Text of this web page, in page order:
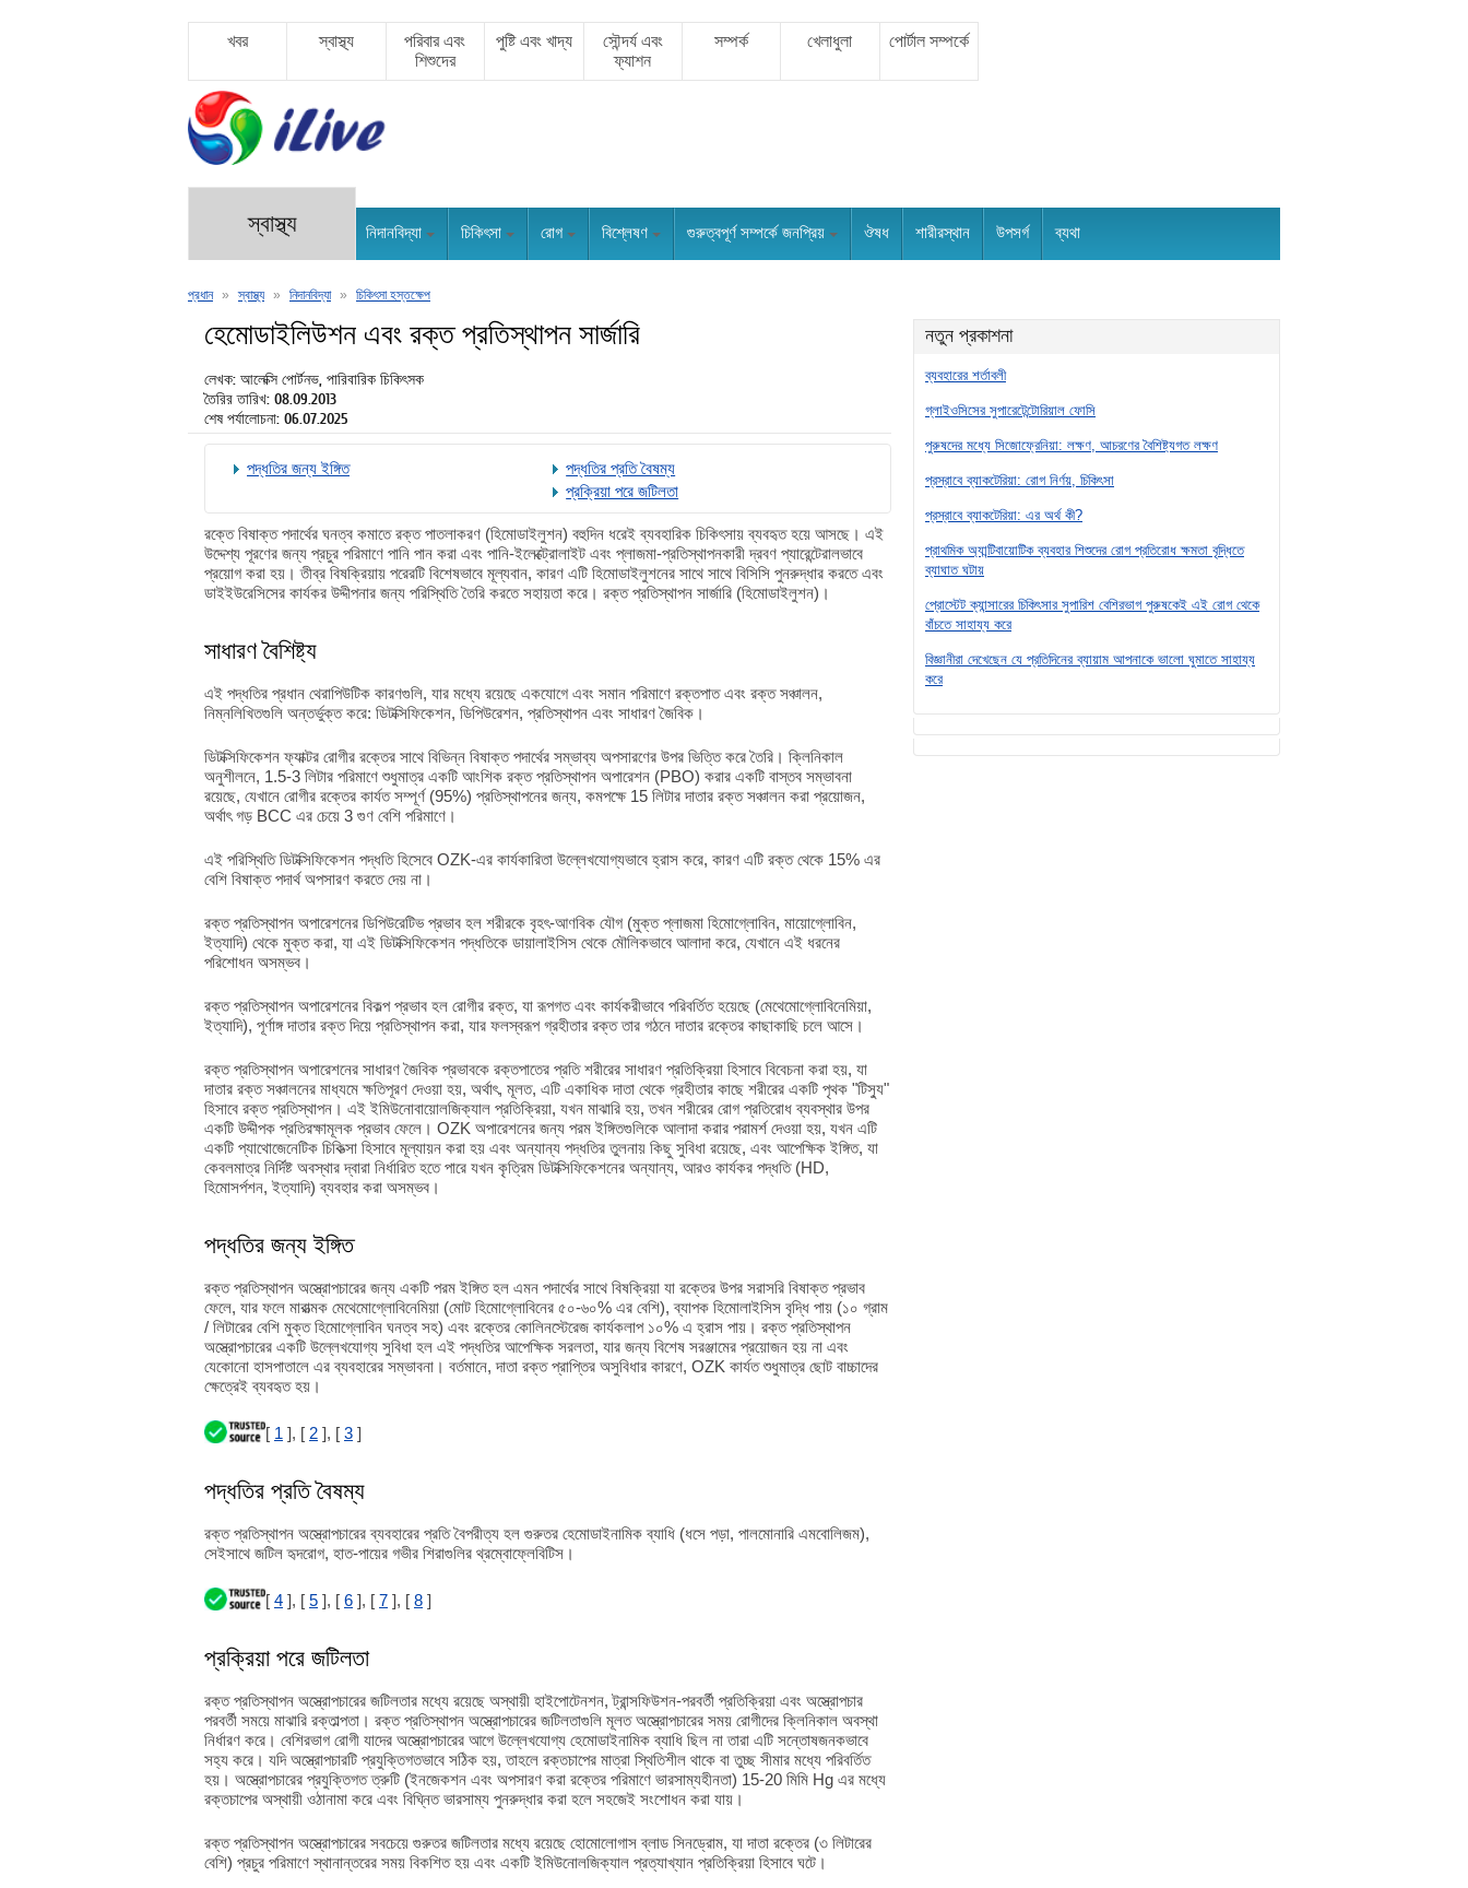
খবর স্বাস্থ্য
পরিবার এবং
শিশুদের
পুষ্টি এবং খাদ্য
সৌন্দর্য এবং
ফ্যাশন
সম্পর্ক খেলাধুলা পোর্টাল সম্পর্কে
স্বাস্থ্য নিদানবিদ্যা চিকিৎসা রোগ বিশ্লেষণ গুরুত্বপূর্ণ সম্পর্কে জনপ্রিয় ঔষধ শারীরস্থান উপসর্গ ব্যথা
প্রধান » স্বাস্থ্য » নিদানবিদ্যা » চিকিৎসা হস্তক্ষেপ
নতুন প্রকাশনা
ব্যবহারের শর্তাবলী
গ্লাইওসিসের সুপারেটেন্টোরিয়াল ফোসি
পুরুষদের মধ্যে সিজোফ্রেনিয়া: লক্ষণ, আচরণের বৈশিষ্ট্যগত লক্ষণ
প্রস্রাবে ব্যাকটেরিয়া: রোগ নির্ণয়, চিকিৎসা
প্রস্রাবে ব্যাকটেরিয়া: এর অর্থ কী?
প্রাথমিক অ্যান্টিবায়োটিক ব্যবহার শিশুদের রোগ প্রতিরোধ ক্ষমতা বৃদ্ধিতে
ব্যাঘাত ঘটায়
প্রোস্টেট ক্যান্সারের চিকিৎসার সুপারিশ বেশিরভাগ পুরুষকেই এই রোগ থেকে
বাঁচতে সাহায্য করে
বিজ্ঞানীরা দেখেছেন যে প্রতিদিনের ব্যায়াম আপনাকে ভালো ঘুমাতে সাহায্য
করে
হেমোডাইলিউশন এবং রক্ত প্রতিস্থাপন সার্জারি
লেখক: আলেক্সি পোর্টনভ, পারিবারিক চিকিৎসক
তৈরির তারিখ: 08.09.2013
শেষ পর্যালোচনা: 06.07.2025
পদ্ধতির জন্য ইঙ্গিত
পদ্ধতির প্রতি বৈষম্য
প্রক্রিয়া পরে জটিলতা
রক্তে বিষাক্ত পদার্থের ঘনত্ব কমাতে রক্ত পাতলাকরণ (হিমোডাইলুশন) বহুদিন ধরেই ব্যবহারিক চিকিৎসায় ব্যবহৃত হয়ে আসছে। এই
উদ্দেশ্য পূরণের জন্য প্রচুর পরিমাণে পানি পান করা এবং পানি-ইলেক্ট্রোলাইট এবং প্লাজমা-প্রতিস্থাপনকারী দ্রবণ প্যারেন্টেরালভাবে
প্রয়োগ করা হয়। তীব্র বিষক্রিয়ায় পরেরটি বিশেষভাবে মূল্যবান, কারণ এটি হিমোডাইলুশনের সাথে সাথে বিসিসি পুনরুদ্ধার করতে এবং
ডাইইউরেসিসের কার্যকর উদ্দীপনার জন্য পরিস্থিতি তৈরি করতে সহায়তা করে। রক্ত প্রতিস্থাপন সার্জারি (হিমোডাইলুশন)।
সাধারণ বৈশিষ্ট্য
এই পদ্ধতির প্রধান থেরাপিউটিক কারণগুলি, যার মধ্যে রয়েছে একযোগে এবং সমান পরিমাণে রক্তপাত এবং রক্ত সঞ্চালন,
নিম্নলিখিতগুলি অন্তর্ভুক্ত করে: ডিটক্সিফিকেশন, ডিপিউরেশন, প্রতিস্থাপন এবং সাধারণ জৈবিক।
ডিটক্সিফিকেশন ফ্যাক্টর রোগীর রক্তের সাথে বিভিন্ন বিষাক্ত পদার্থের সম্ভাব্য অপসারণের উপর ভিত্তি করে তৈরি। ক্লিনিকাল
অনুশীলনে, 1.5-3 লিটার পরিমাণে শুধুমাত্র একটি আংশিক রক্ত প্রতিস্থাপন অপারেশন (PBO) করার একটি বাস্তব সম্ভাবনা
রয়েছে, যেখানে রোগীর রক্তের কার্যত সম্পূর্ণ (95%) প্রতিস্থাপনের জন্য, কমপক্ষে 15 লিটার দাতার রক্ত সঞ্চালন করা প্রয়োজন,
অর্থাৎ গড় BCC এর চেয়ে 3 গুণ বেশি পরিমাণে।
এই পরিস্থিতি ডিটক্সিফিকেশন পদ্ধতি হিসেবে OZK-এর কার্যকারিতা উল্লেখযোগ্যভাবে হ্রাস করে, কারণ এটি রক্ত থেকে 15% এর
বেশি বিষাক্ত পদার্থ অপসারণ করতে দেয় না।
রক্ত প্রতিস্থাপন অপারেশনের ডিপিউরেটিভ প্রভাব হল শরীরকে বৃহৎ-আণবিক যৌগ (মুক্ত প্লাজমা হিমোগ্লোবিন, মায়োগ্লোবিন,
ইত্যাদি) থেকে মুক্ত করা, যা এই ডিটক্সিফিকেশন পদ্ধতিকে ডায়ালাইসিস থেকে মৌলিকভাবে আলাদা করে, যেখানে এই ধরনের
পরিশোধন অসম্ভব।
রক্ত প্রতিস্থাপন অপারেশনের বিকল্প প্রভাব হল রোগীর রক্ত, যা রূপগত এবং কার্যকরীভাবে পরিবর্তিত হয়েছে (মেথেমোগ্লোবিনেমিয়া,
ইত্যাদি), পূর্ণাঙ্গ দাতার রক্ত দিয়ে প্রতিস্থাপন করা, যার ফলস্বরূপ গ্রহীতার রক্ত তার গঠনে দাতার রক্তের কাছাকাছি চলে আসে।
রক্ত প্রতিস্থাপন অপারেশনের সাধারণ জৈবিক প্রভাবকে রক্তপাতের প্রতি শরীরের সাধারণ প্রতিক্রিয়া হিসাবে বিবেচনা করা হয়, যা
দাতার রক্ত সঞ্চালনের মাধ্যমে ক্ষতিপূরণ দেওয়া হয়, অর্থাৎ, মূলত, এটি একাধিক দাতা থেকে গ্রহীতার কাছে শরীরের একটি পৃথক "টিস্যু"
হিসাবে রক্ত প্রতিস্থাপন। এই ইমিউনোবায়োলজিক্যাল প্রতিক্রিয়া, যখন মাঝারি হয়, তখন শরীরের রোগ প্রতিরোধ ব্যবস্থার উপর
একটি উদ্দীপক প্রতিরক্ষামূলক প্রভাব ফেলে। OZK অপারেশনের জন্য পরম ইঙ্গিতগুলিকে আলাদা করার পরামর্শ দেওয়া হয়, যখন এটি
একটি প্যাথোজেনেটিক চিকিত্সা হিসাবে মূল্যায়ন করা হয় এবং অন্যান্য পদ্ধতির তুলনায় কিছু সুবিধা রয়েছে, এবং আপেক্ষিক ইঙ্গিত, যা
কেবলমাত্র নির্দিষ্ট অবস্থার দ্বারা নির্ধারিত হতে পারে যখন কৃত্রিম ডিটক্সিফিকেশনের অন্যান্য, আরও কার্যকর পদ্ধতি (HD,
হিমোসর্পশন, ইত্যাদি) ব্যবহার করা অসম্ভব।
পদ্ধতির জন্য ইঙ্গিত
রক্ত প্রতিস্থাপন অস্ত্রোপচারের জন্য একটি পরম ইঙ্গিত হল এমন পদার্থের সাথে বিষক্রিয়া যা রক্তের উপর সরাসরি বিষাক্ত প্রভাব
ফেলে, যার ফলে মারাত্মক মেথেমোগ্লোবিনেমিয়া (মোট হিমোগ্লোবিনের ৫০-৬০% এর বেশি), ব্যাপক হিমোলাইসিস বৃদ্ধি পায় (১০ গ্রাম
/ লিটারের বেশি মুক্ত হিমোগ্লোবিন ঘনত্ব সহ) এবং রক্তের কোলিনস্টেরেজ কার্যকলাপ ১০% এ হ্রাস পায়। রক্ত প্রতিস্থাপন
অস্ত্রোপচারের একটি উল্লেখযোগ্য সুবিধা হল এই পদ্ধতির আপেক্ষিক সরলতা, যার জন্য বিশেষ সরঞ্জামের প্রয়োজন হয় না এবং
যেকোনো হাসপাতালে এর ব্যবহারের সম্ভাবনা। বর্তমানে, দাতা রক্ত প্রাপ্তির অসুবিধার কারণে, OZK কার্যত শুধুমাত্র ছোট বাচ্চাদের
ক্ষেত্রেই ব্যবহৃত হয়।
[ 1 ], [ 2 ], [ 3 ]
পদ্ধতির প্রতি বৈষম্য
রক্ত প্রতিস্থাপন অস্ত্রোপচারের ব্যবহারের প্রতি বৈপরীত্য হল গুরুতর হেমোডাইনামিক ব্যাধি (ধসে পড়া, পালমোনারি এমবোলিজম),
সেইসাথে জটিল হৃদরোগ, হাত-পায়ের গভীর শিরাগুলির থ্রম্বোফ্লেবিটিস।
[ 4 ], [ 5 ], [ 6 ], [ 7 ], [ 8 ]
প্রক্রিয়া পরে জটিলতা
রক্ত প্রতিস্থাপন অস্ত্রোপচারের জটিলতার মধ্যে রয়েছে অস্থায়ী হাইপোটেনশন, ট্রান্সফিউশন-পরবর্তী প্রতিক্রিয়া এবং অস্ত্রোপচার
পরবর্তী সময়ে মাঝারি রক্তাল্পতা। রক্ত প্রতিস্থাপন অস্ত্রোপচারের জটিলতাগুলি মূলত অস্ত্রোপচারের সময় রোগীদের ক্লিনিকাল অবস্থা
নির্ধারণ করে। বেশিরভাগ রোগী যাদের অস্ত্রোপচারের আগে উল্লেখযোগ্য হেমোডাইনামিক ব্যাধি ছিল না তারা এটি সন্তোষজনকভাবে
সহ্য করে। যদি অস্ত্রোপচারটি প্রযুক্তিগতভাবে সঠিক হয়, তাহলে রক্তচাপের মাত্রা স্থিতিশীল থাকে বা তুচ্ছ সীমার মধ্যে পরিবর্তিত
হয়। অস্ত্রোপচারের প্রযুক্তিগত ত্রুটি (ইনজেকশন এবং অপসারণ করা রক্তের পরিমাণে ভারসাম্যহীনতা) 15-20 মিমি Hg এর মধ্যে
রক্তচাপের অস্থায়ী ওঠানামা করে এবং বিঘ্নিত ভারসাম্য পুনরুদ্ধার করা হলে সহজেই সংশোধন করা যায়।
রক্ত প্রতিস্থাপন অস্ত্রোপচারের সবচেয়ে গুরুতর জটিলতার মধ্যে রয়েছে হোমোলোগাস ব্লাড সিনড্রোম, যা দাতা রক্তের (৩ লিটারের
বেশি) প্রচুর পরিমাণে স্থানান্তরের সময় বিকশিত হয় এবং একটি ইমিউনোলজিক্যাল প্রত্যাখ্যান প্রতিক্রিয়া হিসাবে ঘটে।